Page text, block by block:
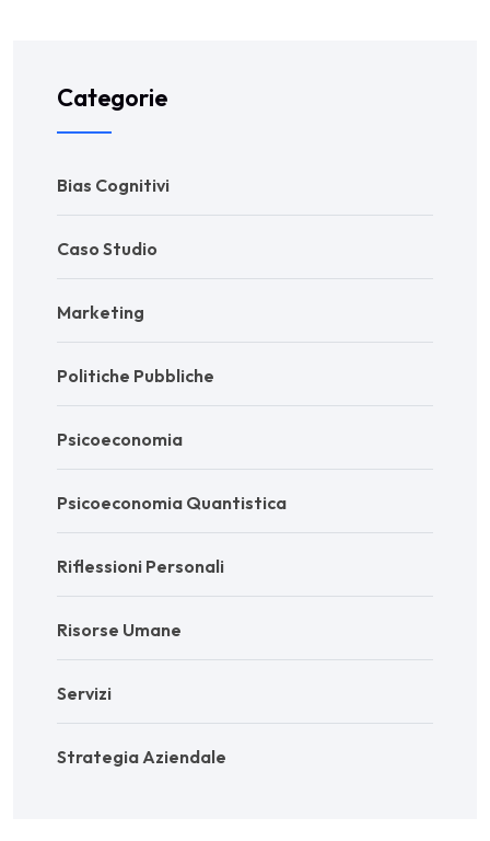
Categorie
Bias Cognitivi
Caso Studio
Marketing
Politiche Pubbliche
Psicoeconomia
Psicoeconomia Quantistica
Riflessioni Personali
Risorse Umane
Servizi
Strategia Aziendale